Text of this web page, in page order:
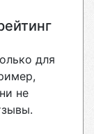
для
не